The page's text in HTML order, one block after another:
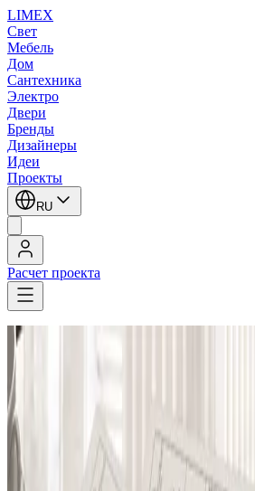
LIMEX
Свет
Мебель
Дом
Сантехника
Электро
Двери
Бренды
Дизайнеры
Идеи
Проекты
RU
Расчет проекта
1
Все изделия бренда →
RESTART